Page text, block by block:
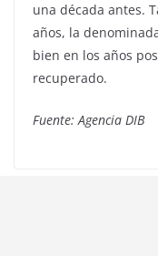
una década antes.
años, la
bien en los años
recuperado.
Fuente: Agencia DIB